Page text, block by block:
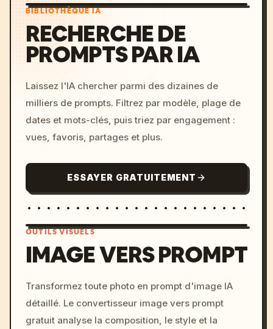
BIBLIOTHÈQUE IA
RECHERCHE DE
PROMPTS PAR IA
Laissez l'IA chercher parmi des dizaines de
milliers de prompts. Filtrez par modèle, plage de
dates et mots-clés, puis triez par engagement :
vues, favoris, partages et plus.
ESSAYER GRATUITEMENT
c, cyberpunk sunset, neon
colors, 8k --v 6.0
OUTILS VISUELS
IMAGE VERS PROMPT
Transformez toute photo en prompt d'image IA
détaillé. Le convertisseur image vers prompt
gratuit analyse la composition, le style et la